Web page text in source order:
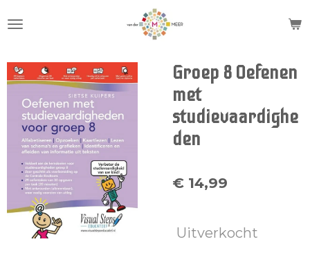
direct
de
hoofdinhoud
Groep 8 Oefenen
met
studievaardighe
den
€ 14,99
Uitverkocht